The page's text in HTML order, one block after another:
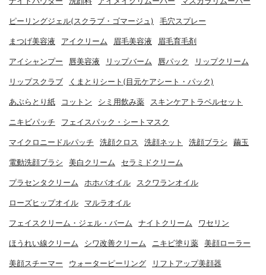
ピーリングジェル(スクラブ・ゴマージュ) 毛穴スプレー
まつげ美容液 アイクリーム 眉毛美容液 眉毛育毛剤
アイシャンプー 唇美容液 リップバーム 唇パック リップクリーム
リップスクラブ くまとりシート(目元ケアシート・パック)
あぶらとり紙 コットン シミ用飲み薬 スキンケアトラベルセット
ニキビパッチ フェイスパック・シートマスク
マイクロニードルパッチ 洗顔クロス 洗顔ネット 洗顔ブラシ 繭玉
電動洗顔ブラシ 美白クリーム セラミドクリーム
プラセンタクリーム ホホバオイル スクワランオイル
ローズヒップオイル マルラオイル
フェイスクリーム・ジェル・バーム ナイトクリーム ワセリン
ほうれい線クリーム シワ改善クリーム ニキビ塗り薬 美顔ローラー
美顔スチーマー ウォーターピーリング リフトアップ美顔器